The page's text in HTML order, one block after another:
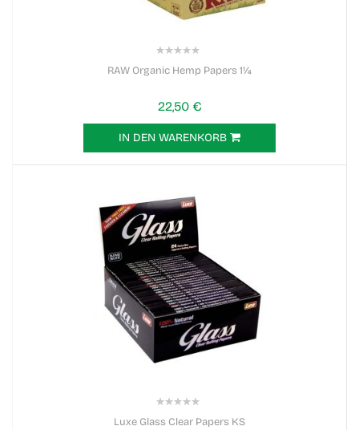
RAW Organic Hemp Papers 1¼
22,50 €
IN DEN WARENKORB
Luxe Glass Clear Papers KS